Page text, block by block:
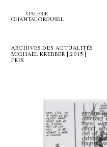
GALERIE
CHANTAL CROUSEL
ARCHIVES DES ACTUALITÉS
MICHAEL KREBBER | 2015 |
PRIX